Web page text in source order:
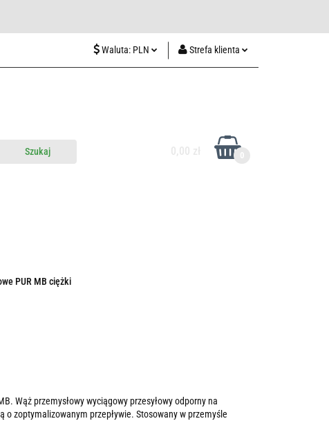
Waluta: PLN Strefa klienta
PUR MB ciężki
Wąż przemysłowy wyciągowy przesyłowy odporny na
o zoptymalizowanym przepływie. Stosowany w przemyśle